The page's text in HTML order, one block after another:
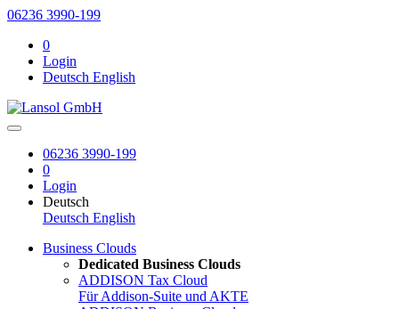
06236 3990-199
0
Login
Deutsch English
06236 3990-199
0
Login
Deutsch
Deutsch English
Business Clouds
Dedicated Business Clouds
ADDISON Tax Cloud
Für Addison-Suite und AKTE